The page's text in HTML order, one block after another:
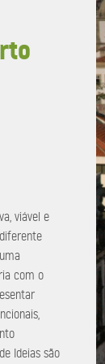
viável e
com o
Ideias são